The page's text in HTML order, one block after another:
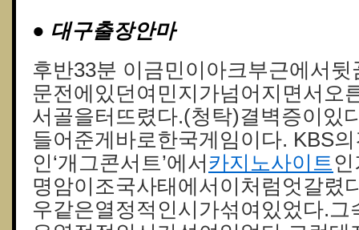
● 대구출장안마
후반33분 이금민이아크부근에서
문전에있던여민지가넘어지면서오
서골을터뜨렸다.(청탁)결벽증이있
들어준게바로한국게임이다. KBS
인‘개그콘서트’에서 카지노사이트
명암이조국사태에서이처럼엇갈렸
우같은열정적인시가섞여있었다.